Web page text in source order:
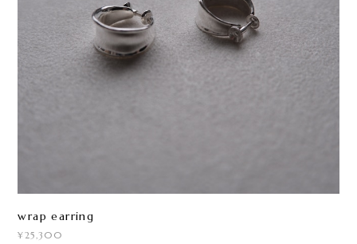
wrap earring
¥25,300